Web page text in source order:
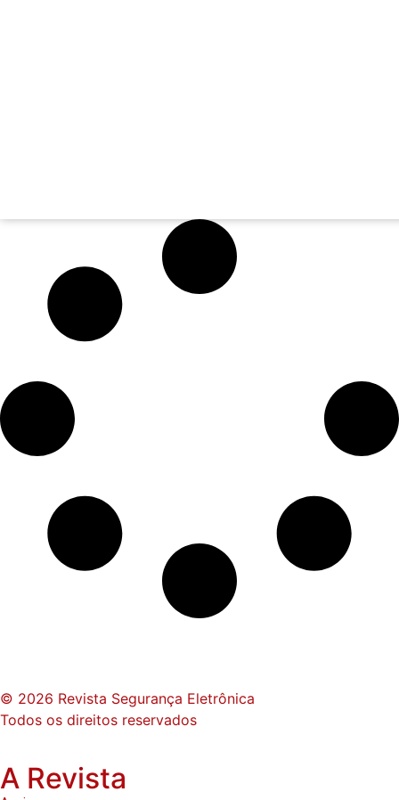
© 2026 Revista Segurança Eletrônica
Todos os direitos reservados
A Revista